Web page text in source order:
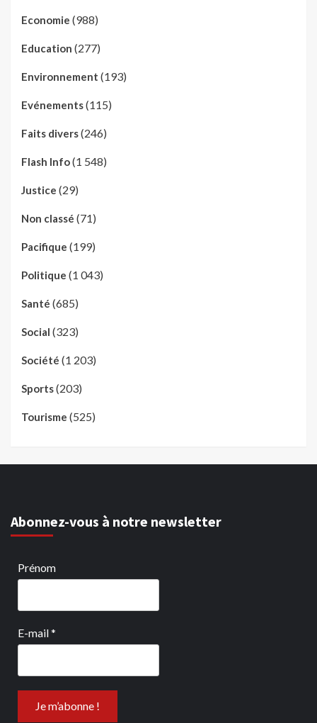
Economie (988)
Education (277)
Environnement (193)
Evénements(115)
Faits divers(246)
Flash Info(1 548)
Justice (29)
Non classé (71)
Pacifique (199)
Politique (1 043)
Santé (685)
Social (323)
Société (1 203)
Sports(203)
Tourisme (525)
Abonnez-vous à notre newsletter
Prénom
E-mail*